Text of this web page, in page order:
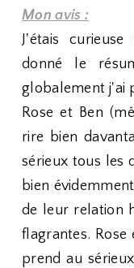
Mon avis :
J'étais
donné le
globalement j'ai
Rose et Ben
rire bien
sérieux tous les
bien
de leur relation
flagrantes.
prend au